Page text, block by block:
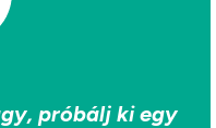
próbálj ki egy